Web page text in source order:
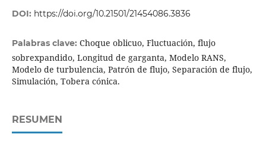
DOI: https://doi.org/10.21501/21454086.3836
Palabras clave: Choque oblicuo, Fluctuación, flujo
sobrexpandido, Longitud de garganta, Modelo RANS,
Modelo de turbulencia, Patrón de flujo, Separación de flujo,
Simulación, Tobera cónica.
RESUMEN